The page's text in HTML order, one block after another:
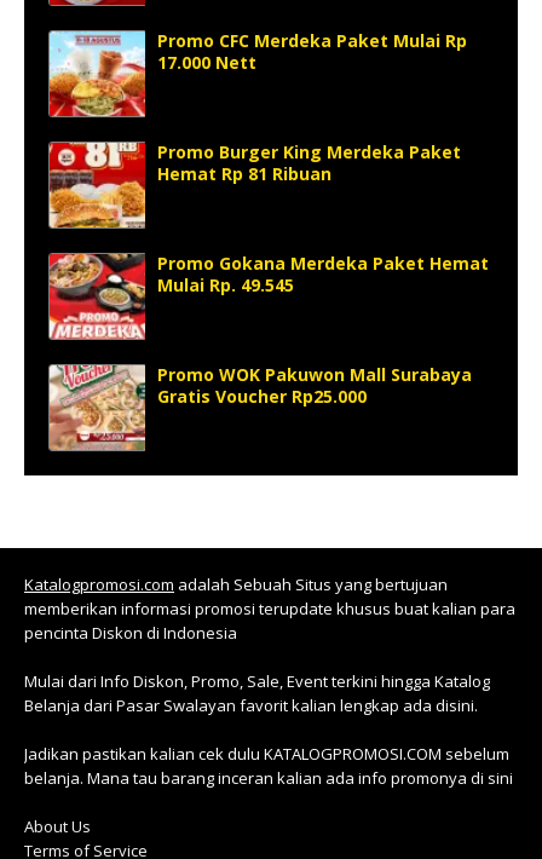
Promo CFC Merdeka Paket Mulai Rp
17.000 Nett
Promo Burger King Merdeka Paket
Hemat Rp 81 Ribuan
Promo Gokana Merdeka Paket Hemat
Mulai Rp. 49.545
Promo WOK Pakuwon Mall Surabaya
Gratis Voucher Rp25.000
Katalogpromosi.com adalah Sebuah Situs yang bertujuan
memberikan informasi promosi terupdate khusus buat kalian para
pencinta Diskon di Indonesia
Mulai dari Info Diskon, Promo, Sale, Event terkini hingga Katalog
Belanja dari Pasar Swalayan favorit kalian lengkap ada disini.
Jadikan pastikan kalian cek dulu KATALOGPROMOSI.COM sebelum
belanja. Mana tau barang inceran kalian ada info promonya di sini
About Us
Terms of Service